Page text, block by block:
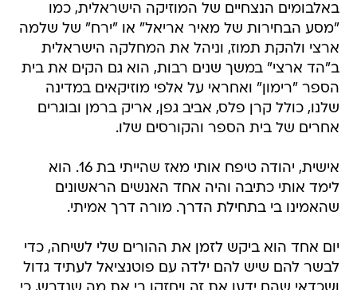
באלבומים הנצחיים של המוזיקה הישראלית, כמו
"מסע הבחירות של מאיר אריאל" או "ירח" של שלמה
ארצי ולהקת תמוז, וניהל את המחלקה הישראלית
ב"הד ארצי" במשך שנים רבות, הוא גם הקים את בית
הספר "רימון" ואחראי על אלפי מוזיקאים במדינה
שלנו, כולל קרן פלס, אביב גפן, אריק ברמן ובוגרים
אחרים של בית הספר והקורסים שלו.
אישית, יהודה טיפח אותי מאז שהייתי בת 16. הוא
לימד אותי כתיבה והיה אחד האנשים הראשונים
שהאמינו בי בתחילת הדרך. מורה דרך אמיתי.
יום אחד הוא ביקש לזמן את ההורים שלי לשיחה, כדי
לבשר להם שיש להם ילדה עם פוטנציאל לעתיד גדול